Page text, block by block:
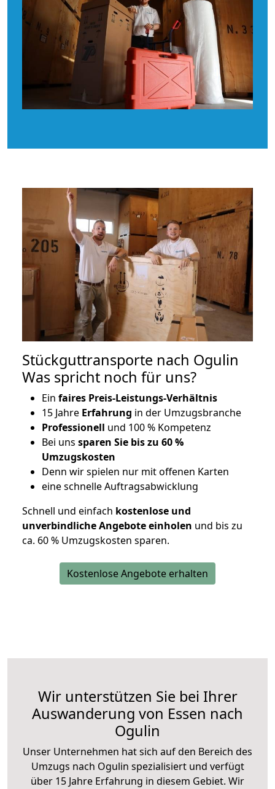
Stückguttransporte nach Ogulin
Was spricht noch für uns?
Ein faires Preis-Leistungs-Verhältnis
15 Jahre Erfahrung in der Umzugsbranche
Professionell und 100 % Kompetenz
Bei uns sparen Sie bis zu 60 %
Umzugskosten
Denn wir spielen nur mit offenen Karten
eine schnelle Auftragsabwicklung
Schnell und einfach kostenlose und
unverbindliche Angebote einholen und bis zu
ca. 60 % Umzugskosten sparen.
Kostenlose Angebote erhalten
Wir unterstützen Sie bei Ihrer
Auswanderung von Essen nach
Ogulin
Unser Unternehmen hat sich auf den Bereich des
Umzugs nach Ogulin spezialisiert und verfügt
über 15 Jahre Erfahrung in diesem Gebiet. Wir